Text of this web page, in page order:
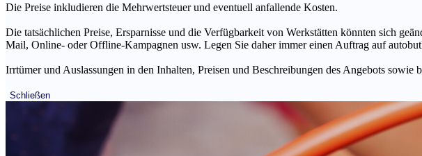
Die Preise inkludieren die Mehrwertsteuer und eventuell anfallende Kosten.
Die tatsächlichen Preise, Ersparnisse und die Verfügbarkeit von Werkstätten könnten sich
Mail, Online- oder Offline-Kampagnen usw. Legen Sie daher immer einen Auftrag auf
Irrtümer und Auslassungen in den Inhalten, Preisen und Beschreibungen des Angebots sowie
Schließen